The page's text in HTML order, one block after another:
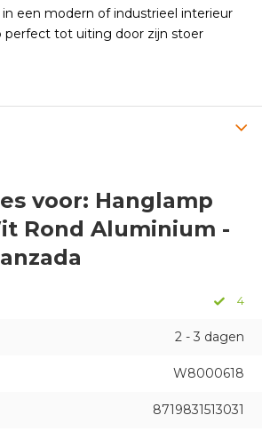
een modern of industrieel interieur
tot uiting door zijn stoer
voor: Hanglamp
Rond Aluminium -
4
2 - 3 dagen
W8000618
8719831513031